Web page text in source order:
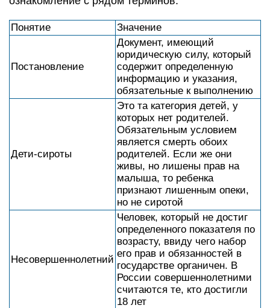
Понятие Значение
Постановление
Документ, имеющий
юридическую силу, который
содержит определенную
информацию и указания,
обязательные к выполнению
Дети-сироты
Это та категория детей, у
которых нет родителей.
Обязательным условием
является смерть обоих
родителей. Если же они
живы, но лишены прав на
малыша, то ребенка
признают лишенным опеки,
но не сиротой
Несовершеннолетний
Человек, который не достиг
определенного показателя по
возрасту, ввиду чего набор
его прав и обязанностей в
государстве органичен. В
России совершеннолетними
считаются те, кто достигли
18 лет